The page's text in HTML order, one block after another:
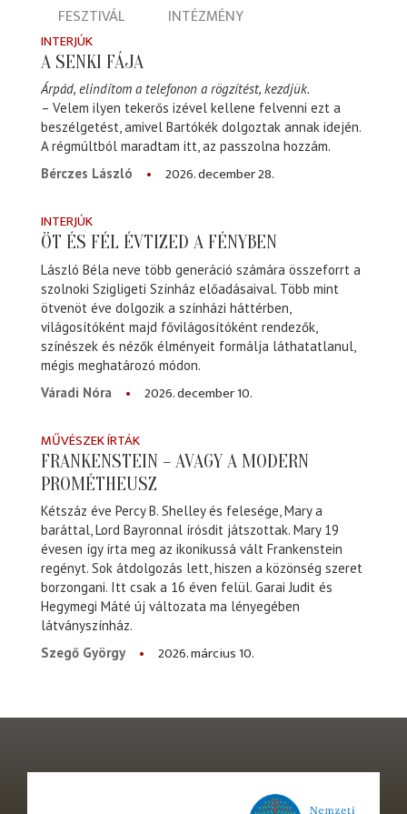
FESZTIVÁL
INTÉZMÉNY
INTERJÚK
A SENKI FÁJA
Árpád, elindítom a telefonon a rögzítést, kezdjük.
– Velem ilyen tekerős izével kellene felvenni ezt a
beszélgetést, amivel Bartókék dolgoztak annak idején.
A régmúltból maradtam itt, az passzolna hozzám.
Bérczes László
2026. december 28.
INTERJÚK
ÖT ÉS FÉL ÉVTIZED A FÉNYBEN
László Béla neve több generáció számára összeforrt a
szolnoki Szigligeti Színház előadásaival. Több mint
ötvenöt éve dolgozik a színházi háttérben,
világosítóként majd fővilágosítóként rendezők,
színészek és nézők élményeit formálja láthatatlanul,
mégis meghatározó módon.
Váradi Nóra
2026. december 10.
MŰVÉSZEK ÍRTÁK
FRANKENSTEIN – AVAGY A MODERN
PROMÉTHEUSZ
Kétszáz éve Percy B. Shelley és felesége, Mary a
baráttal, Lord Bayronnal írósdit játszottak. Mary 19
évesen így írta meg az ikonikussá vált Frankenstein
regényt. Sok átdolgozás lett, hiszen a közönség szeret
borzongani. Itt csak a 16 éven felül. Garai Judit és
Hegymegi Máté új változata ma lényegében
látványszínház.
Szegő György
2026. március 10.